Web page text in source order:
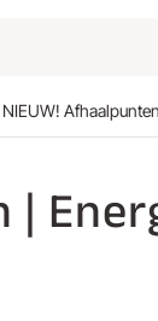
NIEUW!